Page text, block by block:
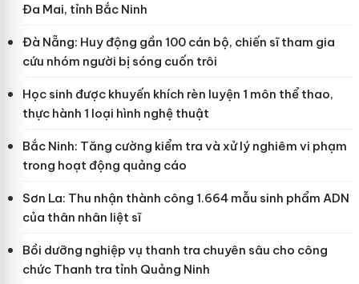
Đa Mai, tỉnh Bắc Ninh
Đà Nẵng: Huy động gần 100 cán bộ, chiến sĩ tham gia
cứu nhóm người bị sóng cuốn trôi
Học sinh được khuyến khích rèn luyện 1 môn thể thao,
thực hành 1 loại hình nghệ thuật
Bắc Ninh: Tăng cường kiểm tra và xử lý nghiêm vi phạm
trong hoạt động quảng cáo
Sơn La: Thu nhận thành công 1.664 mẫu sinh phẩm ADN
của thân nhân liệt sĩ
Bồi dưỡng nghiệp vụ thanh tra chuyên sâu cho công
chức Thanh tra tỉnh Quảng Ninh